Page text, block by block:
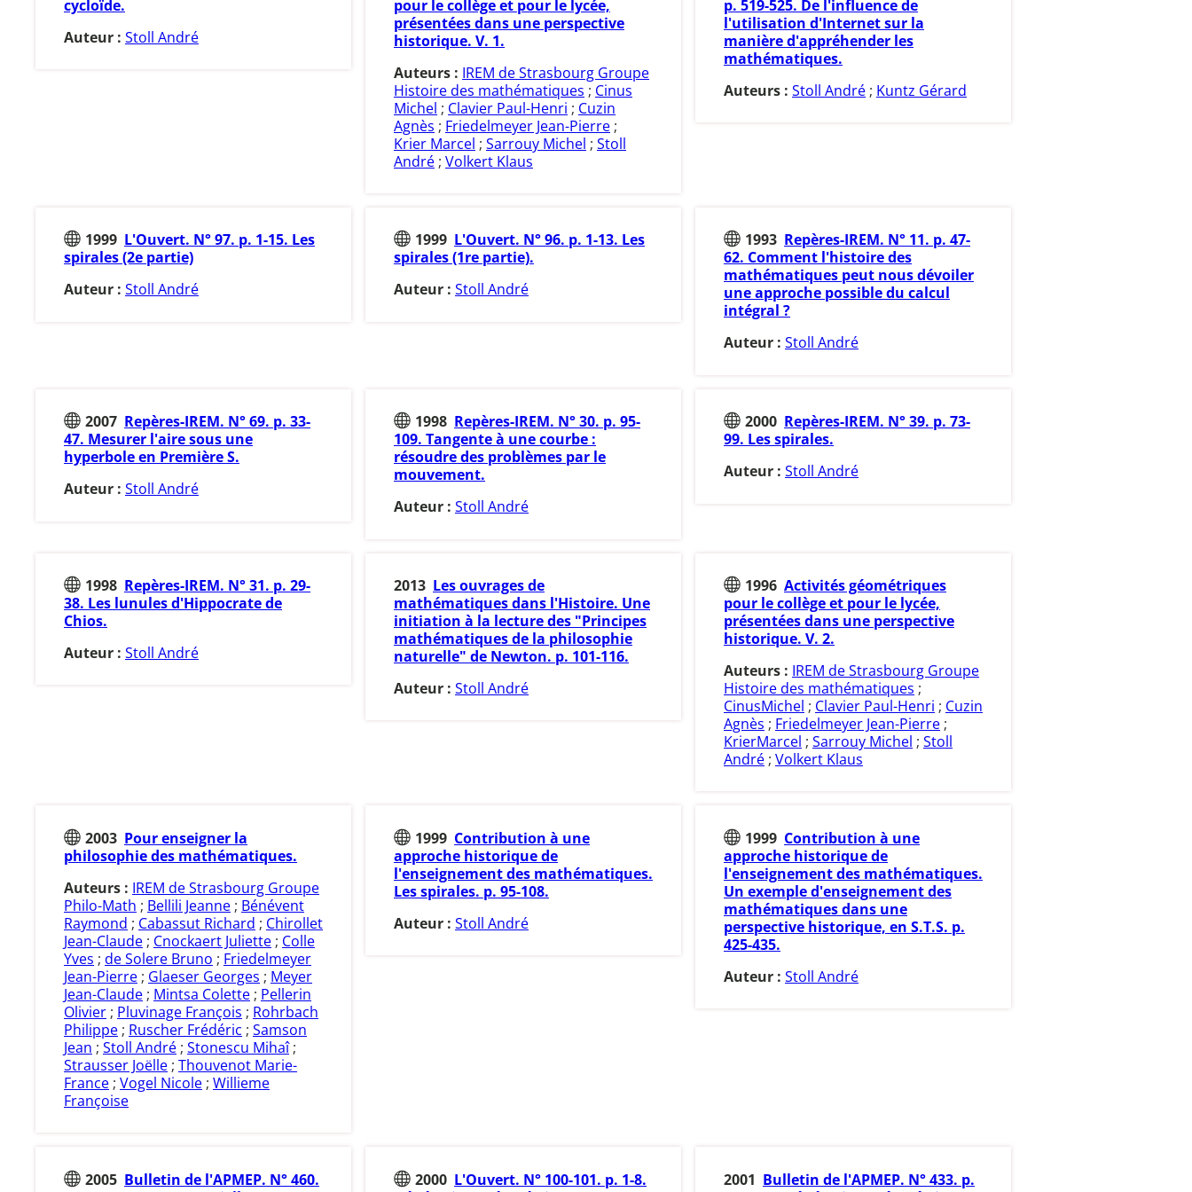
cycloïde.
Auteur : Stoll André
pour le collège et pour le lycée,
présentées dans une perspective
historique. V. 1.
Auteurs : IREM de Strasbourg Groupe
Histoire des mathématiques ; Cinus
Michel ; Clavier Paul-Henri ; Cuzin
Agnès ; Friedelmeyer Jean-Pierre ;
Krier Marcel ; Sarrouy Michel ; Stoll
André ; Volkert Klaus
p. 519-525. De l'influence de
l'utilisation d'Internet sur la
manière d'appréhender les
mathématiques.
Auteurs : Stoll André ; Kuntz Gérard
1999 L'Ouvert. N° 97. p. 1-15. Les
spirales (2e partie)
Auteur : Stoll André
1999 L'Ouvert. N° 96. p. 1-13. Les
spirales (1re partie).
Auteur : Stoll André
1993 Repères-IREM. N° 11. p. 47-
62. Comment l'histoire des
mathématiques peut nous dévoiler
une approche possible du calcul
intégral ?
Auteur : Stoll André
2007 Repères-IREM. N° 69. p. 33-
47. Mesurer l'aire sous une
hyperbole en Première S.
Auteur : Stoll André
1998 Repères-IREM. N° 30. p. 95-
109. Tangente à une courbe :
résoudre des problèmes par le
mouvement.
Auteur : Stoll André
2000 Repères-IREM. N° 39. p. 73-
99. Les spirales.
Auteur : Stoll André
1998 Repères-IREM. N° 31. p. 29-
38. Les lunules d'Hippocrate de
Chios.
Auteur : Stoll André
2013 Les ouvrages de
mathématiques dans l'Histoire. Une
initiation à la lecture des "Principes
mathématiques de la philosophie
naturelle" de Newton. p. 101-116.
Auteur : Stoll André
1996 Activités géométriques
pour le collège et pour le lycée,
présentées dans une perspective
historique. V. 2.
Auteurs : IREM de Strasbourg Groupe
Histoire des mathématiques ;
CinusMichel ; Clavier Paul-Henri ; Cuzin
Agnès ; Friedelmeyer Jean-Pierre ;
KrierMarcel ; Sarrouy Michel ; Stoll
André ; Volkert Klaus
2003 Pour enseigner la
philosophie des mathématiques.
Auteurs : IREM de Strasbourg Groupe
Philo-Math ; Bellili Jeanne ; Bénévent
Raymond ; Cabassut Richard ; Chirollet
Jean-Claude ; Cnockaert Juliette ; Colle
Yves ; de Solere Bruno ; Friedelmeyer
Jean-Pierre ; Glaeser Georges ; Meyer
Jean-Claude ; Mintsa Colette ; Pellerin
Olivier ; Pluvinage François ; Rohrbach
Philippe ; Ruscher Frédéric ; Samson
Jean ; Stoll André ; Stonescu Mihaî;
Strausser Joëlle ; Thouvenot Marie-
France ; Vogel Nicole ; Willieme
Françoise
1999 Contribution à une
approche historique de
l'enseignement des mathématiques.
Les spirales. p. 95-108.
Auteur : Stoll André
1999 Contribution à une
approche historique de
l'enseignement des mathématiques.
Un exemple d'enseignement des
mathématiques dans une
perspective historique, en S.T.S. p.
425-435.
Auteur : Stoll André
2005 Bulletin de l'APMEP. N° 460.
2000 L'Ouvert. N° 100-101. p. 1-8.
2001 Bulletin de l'APMEP. N° 433. p.